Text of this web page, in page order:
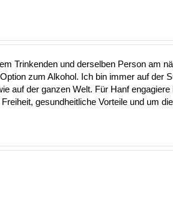
Trinkenden und derselben Person am
zum Alkohol. Ich bin immer auf der
auf der ganzen Welt. Für Hanf
gesundheitliche Vorteile und um